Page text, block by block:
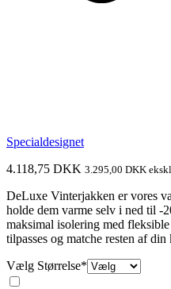
Specialdesignet
4.118,75 DKK 3.295,00 DKK
DeLuxe Vinterjakken er vores
holde dem varme selv i ned til -
maksimal isolering med
tilpasses og matche resten af
Vælg Størrelse* (required)